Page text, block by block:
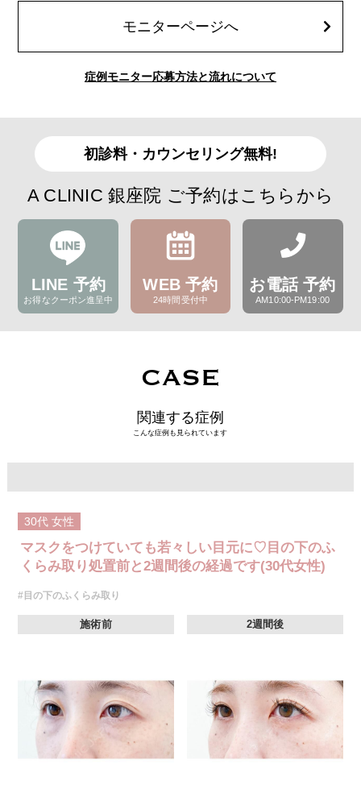
モニターページへ
症例モニター応募方法と流れについて
初診料・カウンセリング無料!
A CLINIC 銀座院 ご予約はこちらから
LINE 予約
お得なクーポン進呈中
WEB 予約
24時間受付中
お電話 予約
AM10:00-PM19:00
CASE
関連する症例
こんな症例も見られています
30代 女性
マスクをつけていても若々しい目元に♡目の下のふ
くらみ取り処置前と2週間後の経過です(30代女性)
#目の下のふくらみ取り
施術前 2週間後